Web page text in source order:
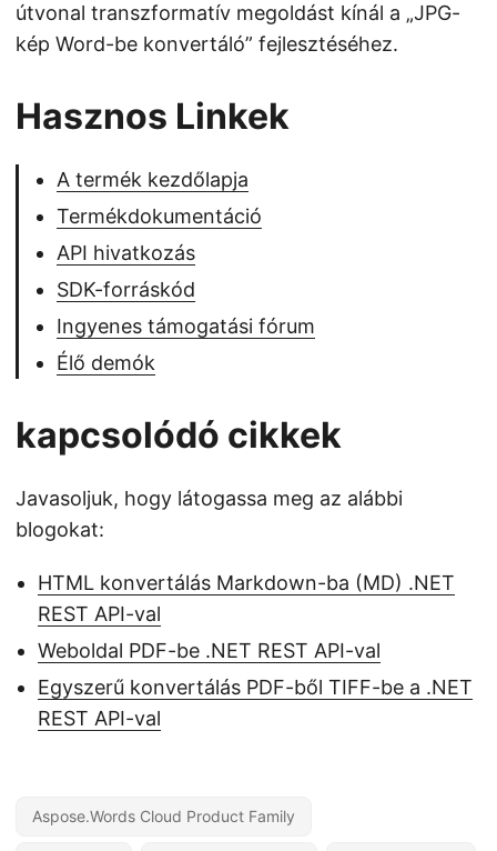
útvonal transzformatív megoldást kínál a „JPG-
kép Word-be konvertáló” fejlesztéséhez.
Hasznos Linkek
A termék kezdőlapja
Termékdokumentáció
API hivatkozás
SDK-forráskód
Ingyenes támogatási fórum
Élő demók
kapcsolódó cikkek
Javasoljuk, hogy látogassa meg az alábbi
blogokat:
HTML konvertálás Markdown-ba (MD) .NET
REST API-val
Weboldal PDF-be .NET REST API-val
Egyszerű konvertálás PDF-ből TIFF-be a .NET
REST API-val
Aspose.Words Cloud Product Family